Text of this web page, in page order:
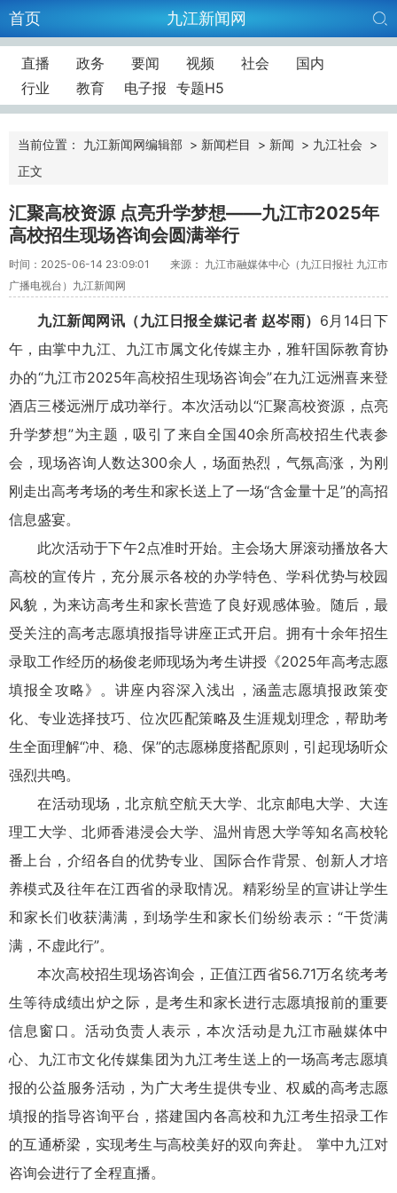
首页 九江新闻网
直播 政务 要闻 视频 社会
国内
行业
教育 电子报 专题H5
当前位置： 九江新闻网编辑部 > 新闻栏目 > 新闻 > 九江社会 >
正文
汇聚高校资源 点亮升学梦想——九江市2025年
高校招生现场咨询会圆满举行
时间：2025-06-14 23:09:01
来源： 九江市融媒体中心（九江日报社 九江市
广播电视台）九江新闻网
九江新闻网讯（九江日报全媒记者 赵岑雨） 6月14日下
午，由掌中九江、九江市属文化传媒主办，雅轩国际教育协
办的“九江市2025年高校招生现场咨询会”在九江远洲喜来登
酒店三楼远洲厅成功举行。本次活动以“汇聚高校资源，点亮
升学梦想”为主题，吸引了来自全国40余所高校招生代表参
会，现场咨询人数达300余人，场面热烈，气氛高涨，为刚
刚走出高考考场的考生和家长送上了一场“含金量十足”的高招
信息盛宴。
此次活动于下午2点准时开始。主会场大屏滚动播放各大
高校的宣传片，充分展示各校的办学特色、学科优势与校园
风貌，为来访高考生和家长营造了良好观感体验。随后，最
受关注的高考志愿填报指导讲座正式开启。拥有十余年招生
录取工作经历的杨俊老师现场为考生讲授《2025年高考志愿
填报全攻略》。讲座内容深入浅出，涵盖志愿填报政策变
化、专业选择技巧、位次匹配策略及生涯规划理念，帮助考
生全面理解“冲、稳、保”的志愿梯度搭配原则，引起现场听众
强烈共鸣。
在活动现场，北京航空航天大学、北京邮电大学、大连
理工大学、北师香港浸会大学、温州肯恩大学等知名高校轮
番上台，介绍各自的优势专业、国际合作背景、创新人才培
养模式及往年在江西省的录取情况。精彩纷呈的宣讲让学生
和家长们收获满满，到场学生和家长们纷纷表示：“干货满
满，不虚此行”。
本次高校招生现场咨询会，正值江西省56.71万名统考考
生等待成绩出炉之际，是考生和家长进行志愿填报前的重要
信息窗口。活动负责人表示，本次活动是九江市融媒体中
心、九江市文化传媒集团为九江考生送上的一场高考志愿填
报的公益服务活动，为广大考生提供专业、权威的高考志愿
填报的指导咨询平台，搭建国内各高校和九江考生招录工作
的互通桥梁，实现考生与高校美好的双向奔赴。 掌中九江对
咨询会进行了全程直播。